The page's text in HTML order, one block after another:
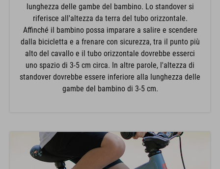
lunghezza delle gambe del bambino. Lo standover si
riferisce all'altezza da terra del tubo orizzontale.
Affinché il bambino possa imparare a salire e scendere
dalla bicicletta e a frenare con sicurezza, tra il punto più
alto del cavallo e il tubo orizzontale dovrebbe esserci
uno spazio di 3-5 cm circa. In altre parole, l'altezza di
standover dovrebbe essere inferiore alla lunghezza delle
gambe del bambino di 3-5 cm.